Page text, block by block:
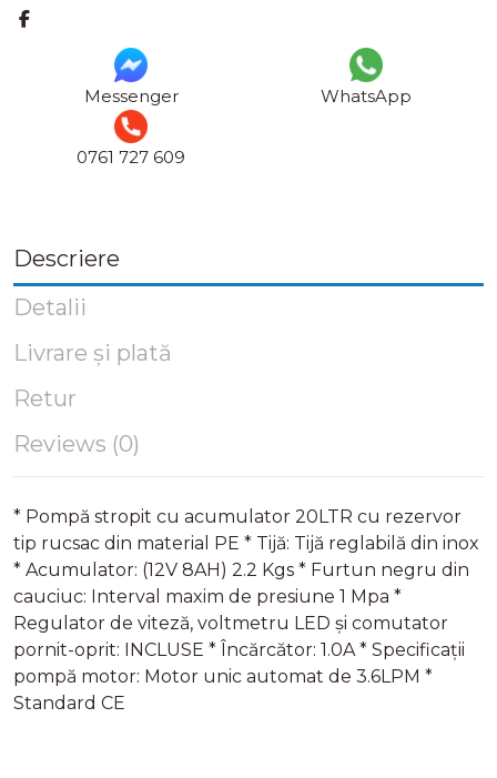
Messenger WhatsApp
0761 727 609
Descriere
Detalii
Livrare și plată
Retur
Reviews (0)
* Pompă stropit cu acumulator 20LTR cu rezervor
tip rucsac din material PE * Tijă: Tijă reglabilă din inox
* Acumulator: (12V 8AH) 2.2 Kgs * Furtun negru din
cauciuc: Interval maxim de presiune 1 Mpa *
Regulator de viteză, voltmetru LED și comutator
pornit-oprit: INCLUSE * Încărcător: 1.0A * Specificații
pompă motor: Motor unic automat de 3.6LPM *
Standard CE